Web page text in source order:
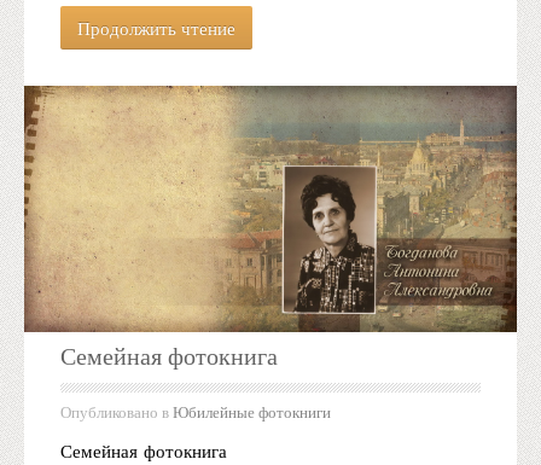
Продолжить чтение
Семейная фотокнига
Опубликовано вЮбилейные фотокниги
Семейная фотокнига